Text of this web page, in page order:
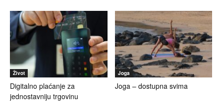
Život
Digitalno plaćanje za
jednostavniju trgovinu
Joga
Joga – dostupna svima